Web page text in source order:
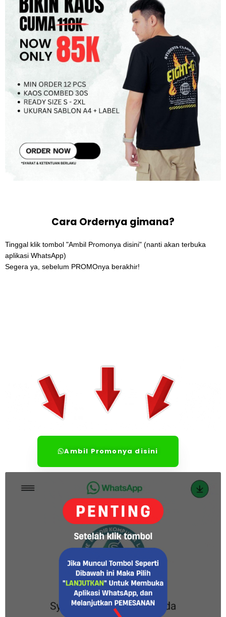
Cara Ordernya gimana?
Tinggal klik tombol "Ambil Promonya disini" (nanti akan terbuka
aplikasi WhatsApp)
Segera ya, sebelum PROMOnya berakhir!
Ambil Promonya disini